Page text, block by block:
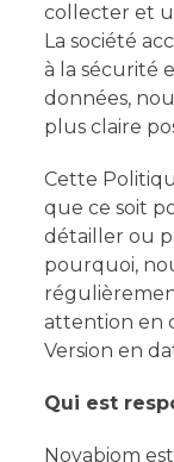
collecter et
La société
à la sécurité
données,
plus claire
Cette
que ce soit
détailler ou
pourquoi,
attention en
Version en
Qui est
Novabiom